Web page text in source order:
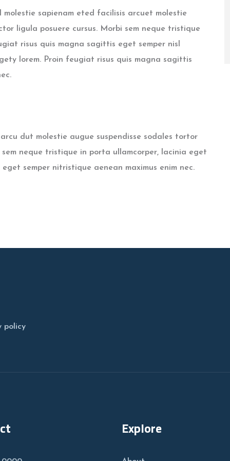
sapienam eted facilisis arcuet molestie
ligula posuere cursus. Morbi sem neque tristique
risus quis magna sagittis eget semper nisl
lorem. Proin feugiat risus quis magna sagittis
dut molestie augue suspendisse sodales tortor
neque tristique in porta ullamcorper, lacinia eget
semper nitristique aenean maximus enim nec.
policy
Explore